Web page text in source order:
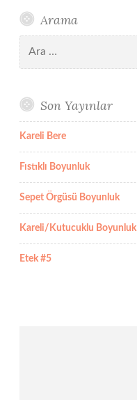
Arama
Son Yayınlar
Kareli Bere
Fıstıklı Boyunluk
Sepet Örgüsü Boyunluk
Kareli/Kutucuklu Boyunluk
Etek #5